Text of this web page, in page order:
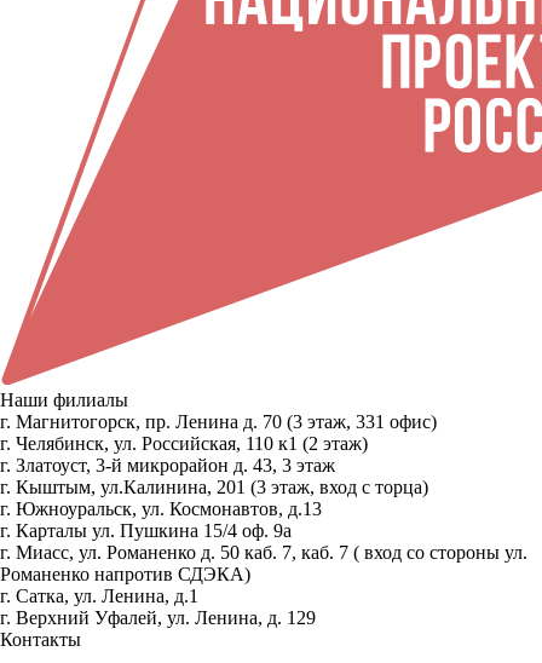
Наши филиалы
г. Магнитогорск, пр. Ленина д. 70 (3 этаж, 331 офис)
г. Челябинск, ул. Российская, 110 к1 (2 этаж)
г. Златоуст, 3-й микрорайон д. 43, 3 этаж
г. Кыштым, ул.Калинина, 201 (3 этаж, вход с торца)
г. Южноуральск, ул. Космонавтов, д.13
г. Карталы ул. Пушкина 15/4 оф. 9а
г. Миасс, ул. Романенко д. 50 каб. 7, каб. 7 ( вход со стороны ул.
Романенко напротив СДЭКА)
г. Сатка, ул. Ленина, д.1
г. Верхний Уфалей, ул. Ленина, д. 129
Контакты